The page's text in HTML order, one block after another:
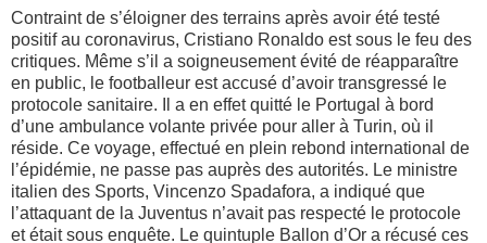
Contraint de s’éloigner des terrains après avoir été testé
positif au coronavirus, Cristiano Ronaldo est sous le feu des
critiques. Même s’il a soigneusement évité de réapparaître
en public, le footballeur est accusé d’avoir transgressé le
protocole sanitaire.
a en effetquitté le Portugal à bord
d’une ambulance volante privée pour aller à Turin, où il
réside. Ce voyage, effectué en plein rebond international de
l’épidémie, ne passe pas auprès des autorités. Le ministre
italien des Sports, Vincenzo Spadafora, a indiqué que
l’attaquant de la Juventus n’avait pas respecté le protocole
etétaitsous enquête. Le quintuple Ballon d’Or a récusé ces